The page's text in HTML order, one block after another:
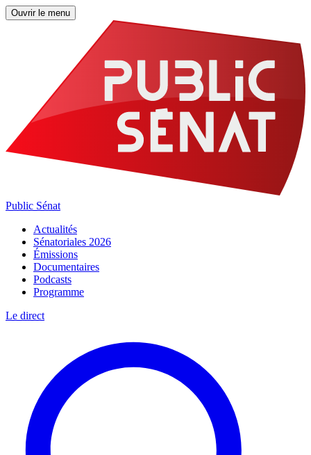
Ouvrir le menu
Public Sénat
Actualités
Sénatoriales 2026
Émissions
Documentaires
Podcasts
Programme
Le direct